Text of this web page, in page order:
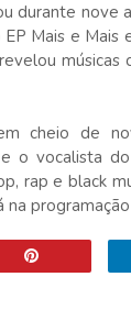
durante nove
Mais e
cheio de
o vocalista
rap e black